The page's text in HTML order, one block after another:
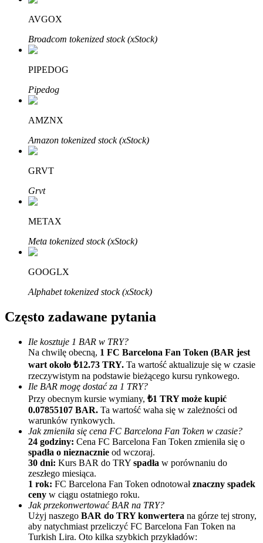
Bitruści Partnerzy
Polecaj
Zaproś przyjaciela, aby otrzymać nagrody pieniężne
BTC Welcome Rewards
BTC Welcome Rewards
AVGOX
Broadcom tokenized stock (xStock)
PIPEDOG
Pipedog
AMZNX
Amazon tokenized stock (xStock)
GRVT
Grvt
METAX
Meta tokenized stock (xStock)
GOOGLX
Alphabet tokenized stock (xStock)
Często zadawane pytania
Ile kosztuje 1 BAR w TRY?
Na chwilę obecną, 1 FC Barcelona Fan Token (BAR jest
wart około ₺12.73 TRY. Ta wartość aktualizuje się w czasie
rzeczywistym na podstawie bieżącego kursu rynkowego.
Ile BAR mogę dostać za 1 TRY?
Przy obecnym kursie wymiany, ₺1 TRY może kupić
0.07855107 BAR. Ta wartość waha się w zależności od
warunków rynkowych.
Jak zmieniła się cena FC Barcelona Fan Token w czasie?
24 godziny: Cena FC Barcelona Fan Token zmieniła się o
spadła o nieznacznie od wczoraj.
30 dni: Kurs BAR do TRY spadła w porównaniu do
zeszłego miesiąca.
1 rok: FC Barcelona Fan Token odnotowałznaczny spadek
ceny w ciągu ostatniego roku.
Jak przekonwertować BAR na TRY?
Użyj naszego BAR do TRY konwertera na górze tej strony,
aby natychmiast przeliczyć FC Barcelona Fan Token na
Turkish Lira. Oto kilka szybkich przykładów: